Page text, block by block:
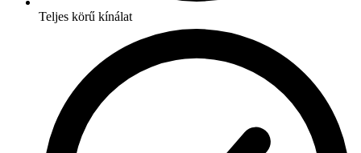
Teljes körű kínálat